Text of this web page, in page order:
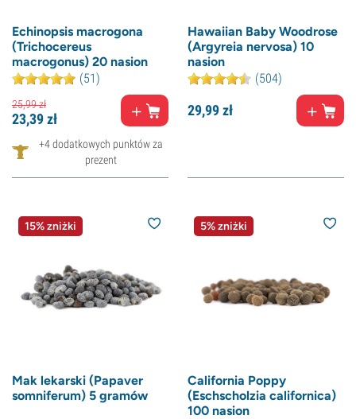
Echinopsis macrogona
(Trichocereus
macrogonus) 20 nasion
(51)
25,99zł
23,39zł
+4 dodatkowych punktów za
prezent
Hawaiian Baby Woodrose
(Argyreia nervosa) 10
nasion
(504)
29,99zł
15% zniżki
Mak lekarski (Papaver
somniferum) 5 gramów
5% zniżki
California Poppy
(Eschscholzia californica)
100 nasion